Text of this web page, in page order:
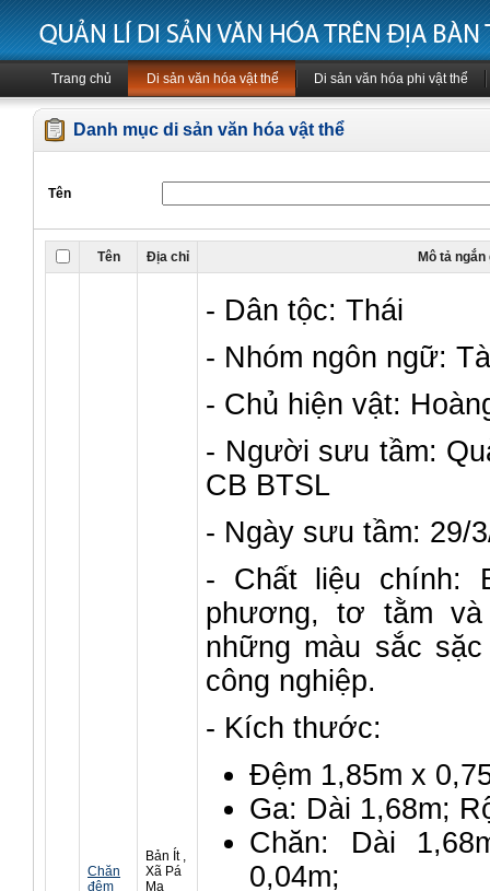
Trang chủ Di sản văn hóa vật thể Di sản văn hóa phi vật thể
Danh mục di sản văn hóa vật thể
Tên
Tên Địa chỉ Mô tả ngắn
Chăn
đệm
Bản Ít ,
Xã Pá
Ma
- Dân tộc: Thái
- Nhóm ngôn ngữ:
- Chủ hiện vật:
- Người sưu tầm:
CB BTSL
- Ngày sưu tầm: 29/
- Chất liệu chính:
phương, tơ tằm
những màu sắc
công nghiệp.
- Kích thước:
Đệm 1,85m x
Ga: Dài 1,68m;
Chăn: Dài
0,04m;